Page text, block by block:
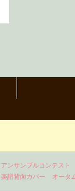
アンサンブルコンテスト
楽譜背面カバー
オータ